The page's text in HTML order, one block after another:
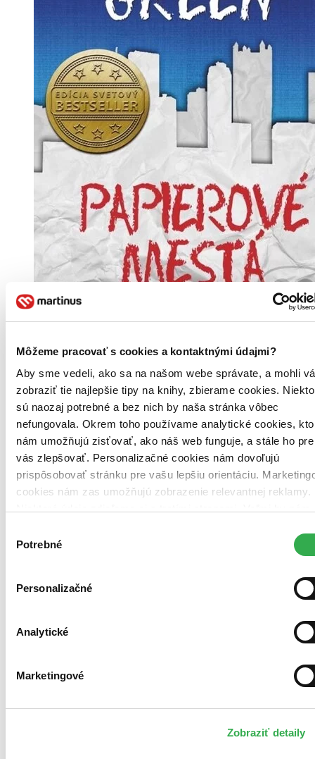
Môžeme pracovať s cookies a kontaktnými údajmi?
Aby sme vedeli, ako sa na našom webe správate, a mohli
zobraziť tie najlepšie tipy na knihy, zbierame cookies.
sú naozaj potrebné a bez nich by naša stránka vôbec
nefungovala. Okrem toho používame analytické cookies,
nám umožňujú zisťovať, ako náš web funguje, a stále ho pre
vás zlepšovať. Personalizačné cookies nám dovoľujú
prispôsobovať stránku pre vašu lepšiu orientáciu.
cookies nám zas umožňujú zobrazenie relevantnej reklamy.
Ďakujeme!
súhlasu
Potrebné
Personalizačné
Analytické
Marketingové
Zobraziť detaily
Pevná väzba
Výborný stav
Túto knihu sme vykúpili cez
Knihovrátok
a je vo
výbornom stave.Rozdiel medzi touto knihou a novou by ste
asi ani nespoznali. Knihu sme označili nálepkou, ktorá môže
na niektorých obaloch zanechať stopy.
Slovenčina, 2014
Na sklade
Táto kniha sa môže na cestu ku vám vybrať prakticky
okamžite! Ak si ju objednáte do 13:00 v pracovný deň,
odošleme vám ju ešte dnes, inak najneskôr nasledujúci
pracovný deň.